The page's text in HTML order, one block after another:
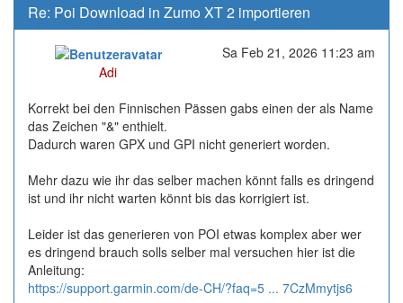
Re: Poi Download in Zumo XT 2 importieren
AdiOnline
Sa Feb 21, 2026 11:23 am
Korrekt bei den Finnischen Pässen gabs einen der als Name
das Zeichen "&" enthielt.
Dadurch waren GPX und GPI nicht generiert worden.
Mehr dazu wie ihr das selber machen könnt falls es dringend
ist und ihr nicht warten könnt bis das korrigiert ist.
Leider ist das generieren von POI etwas komplex aber wer
es dringend brauch solls selber mal versuchen hier ist die
Anleitung:
https://support.garmin.com/de-CH/?faq=5 ... 7CzMmytjs6